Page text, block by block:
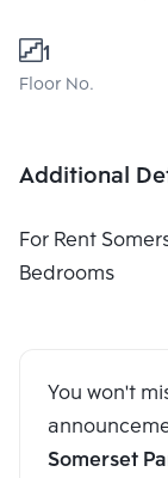
1
Floor No.
Additional
For Rent
Bedrooms
You won't
Somerset